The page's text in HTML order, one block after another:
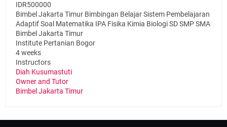
IDR500000
Bimbel Jakarta Timur Bimbingan Belajar Sistem Pembelajaran
Adaptif Soal Matematika IPA Fisika Kimia Biologi SD SMP SMA
Bimbel Jakarta Timur
Institute Pertanian Bogor
4 weeks
Instructors
Diah Kusumastuti
Owner and Tutor
Bimbel Jakarta Timur